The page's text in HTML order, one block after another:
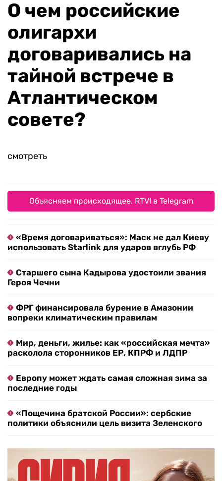
О чем российские
олигархи
договаривались на
тайной встрече в
Атлантическом
совете?
смотреть
Объясняем происходящее. RTVI в Telegram
«Время договариваться»: Маск не дал Киеву
использовать Starlink для ударов вглубь РФ
Старшего сына Кадырова удостоили звания
Героя Чечни
ФРГ финансировала бурение в Амазонии
вопреки климатическим правилам
Мир, деньги, жилье: как «российская мечта»
расколола сторонников ЕР, КПРФ и ЛДПР
Европу может ждать самая сложная зима за
последние годы
«Пощечина братской России»: сербские
политики объяснили цель визита Зеленского